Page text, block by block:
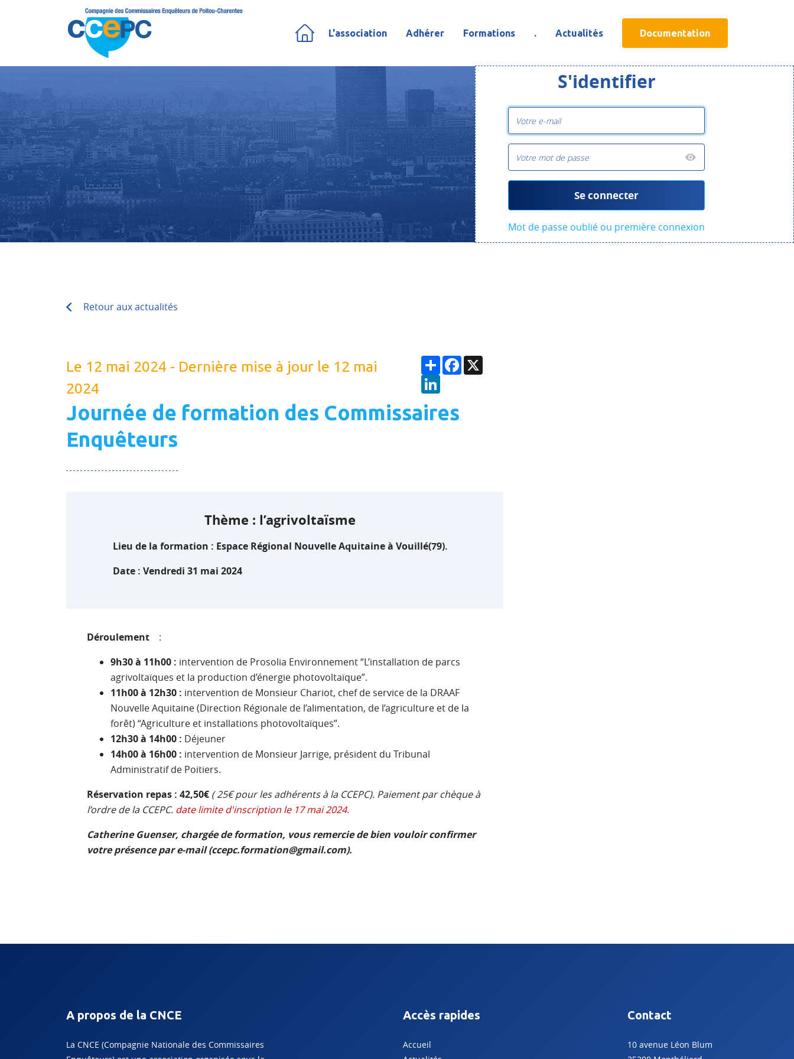
L'association Adhérer Formations . Actualités Documentation
S'identifier
Se connecter
Mot de passe oublié ou première connexion
Retour aux actualités
Le 12 mai 2024 - Dernière mise à jour le 12 mai
2024
PartagerFacebook
Journée de formation des Commissaires
Enquêteurs
Thème : l’agrivoltaïsme
Lieu de la formation : Espace Régional Nouvelle Aquitaine à Vouillé(79).
Date : Vendredi 31 mai 2024
Déroulement
:
9h30 à 11h00 : intervention de Prosolia Environnement “L’installation de parcs
agrivoltaïques et la production d’énergie photovoltaïque”.
11h00 à 12h30 : intervention de Monsieur Chariot, chef de service de la DRAAF
Nouvelle Aquitaine (Direction Régionale de l’alimentation, de l’agriculture et de la
forêt) “Agriculture et installations photovoltaïques”.
12h30 à 14h00 : Déjeuner
14h00 à 16h00 : intervention de Monsieur Jarrige, président du Tribunal
Administratif de Poitiers.
Réservation repas : 42,50€ ( 25€ pour les adhérents à la CCEPC). Paiement par chèque à
l’ordre de la CCEPC. date limite d'inscription le 17 mai 2024.
Catherine Guenser, chargée de formation, vous remercie de bien vouloir confirmer
votre présence par e-mail (ccepc.formation@gmail.com).
A propos de la CNCE
La CNCE (Compagnie Nationale des Commissaires
Accès rapides
Accueil
Contact
10 avenue Léon Blum